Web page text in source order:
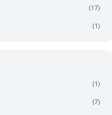
(17)
(1)
(1)
(7)